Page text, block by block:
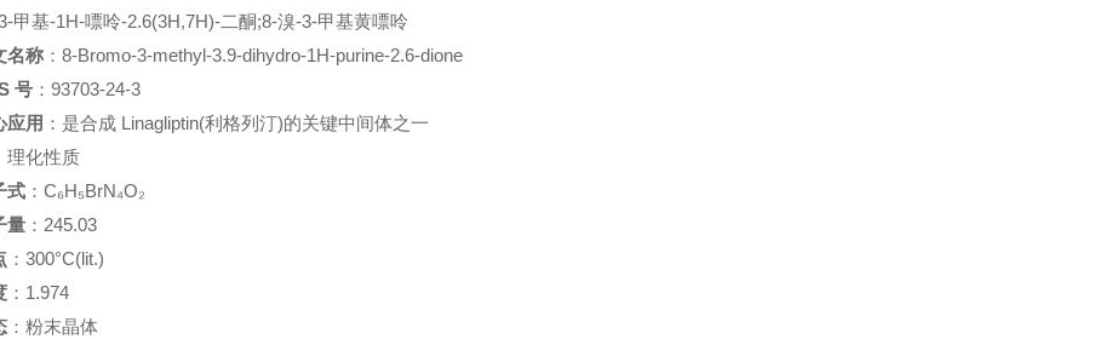
甲基-1H-嘌呤-2.6(3H,7H)-二酮;8-溴-3-甲基黄嘌呤
名称 ：8-Bromo-3-methyl-3.9-dihydro-1H-purine-2.6-dione
号 ：93703-24-3
应用 ：是合成 Linagliptin(利格列汀)的关键中间体之一
化性质
式 ：C₆H₅BrN₄O₂
量 ：245.03
：300°C(lit.)
：1.974
：粉末晶体